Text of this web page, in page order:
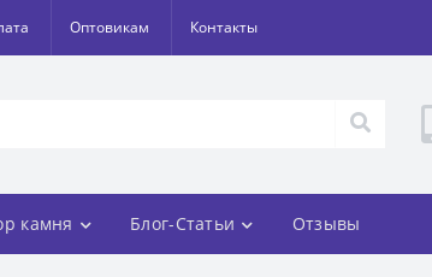
Оптовикам Контакты
камня Блог-Статьи Отзывы